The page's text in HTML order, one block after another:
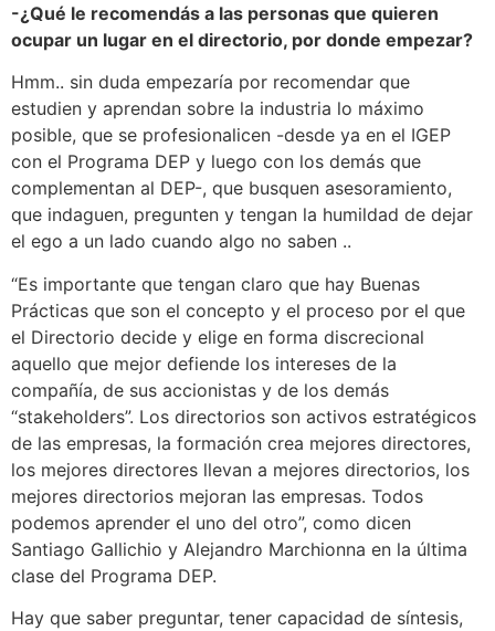
-¿Qué le recomendás a las personas que quieren
ocupar un lugar en el directorio, por donde empezar?
Hmm.. sin duda empezaría por recomendar que
estudien y aprendan sobre la industria lo máximo
posible, que se profesionalicen -desde ya en el IGEP
con el Programa DEP y luego con los demás que
complementan al DEP-, que busquen asesoramiento,
que indaguen, pregunten y tengan la humildad de dejar
el ego a un lado cuando algo no saben ..
“Es importante que tengan claro que hay Buenas
Prácticas que son el concepto y el proceso por el que
el Directorio decide y elige en forma discrecional
aquello que mejor defiende los intereses de la
compañía, de sus accionistas y de los demás
“stakeholders”. Los directorios son activos estratégicos
de las empresas, la formación crea mejores directores,
los mejores directores llevan a mejores directorios, los
mejores directorios mejoran las empresas. Todos
podemos aprender el uno del otro”, como dicen
Santiago Gallichio y Alejandro Marchionna en la última
clase del Programa DEP.
Hay que saber preguntar, tener capacidad de síntesis,